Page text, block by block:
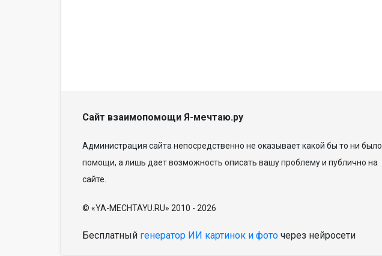
Сайт взаимопомощи Я-мечтаю.ру
Администрация сайта непосредственно не оказывает какой бы то ни было
помощи, а лишь дает возможность описать вашу проблему и публично на
сайте.
© «YA-MECHTAYU.RU» 2010 - 2026
Бесплатный генератор ИИ картинок и фото через нейросети